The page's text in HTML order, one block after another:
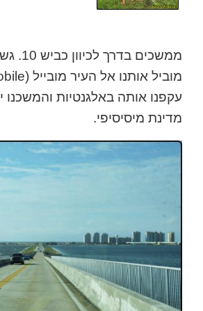
ממשכים
עקפנו אותה באלגנטיות והמשכנו
מדינת מיסיסיפי.